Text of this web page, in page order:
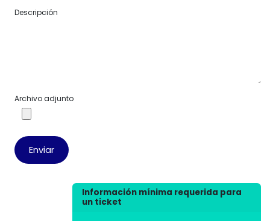
Descripción
Archivo adjunto
Enviar
Información mínima requerida para
un ticket